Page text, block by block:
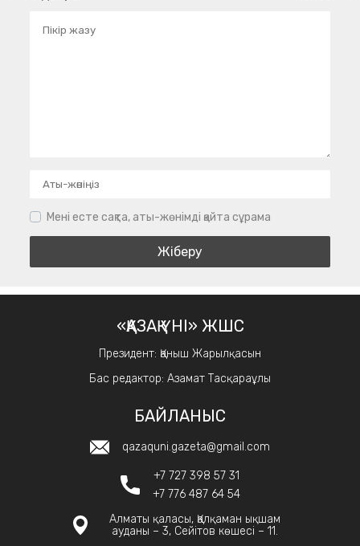
Мені есте сақта, аты-жөнімді қайта сұрама
«ҚАЗАҚ ҮНІ» ЖШС
Президент: Қаныш Жарылқасын
Бас редактор: Азамат Тасқараұлы
БАЙЛАНЫС
qazaquni.gazeta@gmail.com
+7 727 398 57 31
+7 776 487 64 54
Алматы қаласы, Қалқаман ықшам
ауданы – 3, Сейітов көшесі – 11.